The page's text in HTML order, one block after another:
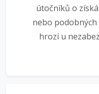
útočníků o
nebo
hrozí u